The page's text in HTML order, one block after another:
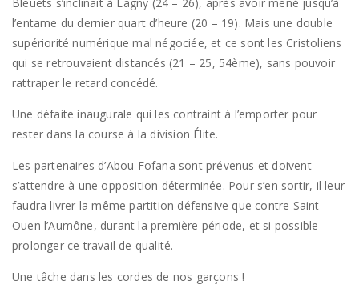
l’entame du dernier quart d’heure (20 – 19). Mais une double
supériorité numérique mal négociée, et ce sont les Cristoliens
qui se retrouvaient distancés (21 – 25, 54ème), sans pouvoir
rattraper le retard concédé.
Une défaite inaugurale qui les contraint à l’emporter pour
rester dans la course à la division Élite.
Les partenaires d’Abou Fofana sont prévenus et doivent
s’attendre à une opposition déterminée. Pour s’en sortir, il leur
faudra livrer la même partition défensive que contre Saint-
Ouen l’Aumône, durant la première période, et si possible
prolonger ce travail de qualité.
Une tâche dans les cordes de nos garçons !